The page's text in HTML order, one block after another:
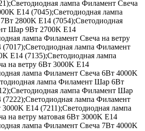
лампа Филамент Свеча
E14 (7045);Светодиодная лампа
2800K E14 (7054);Светодиодная
Шар 9Вт 2700K E14
лампа Филамент Свеча на ветру
лампа Филамент
E14 (7135);Светодиодная лампа
на ветру 6Вт 3000K E14
лампа Филамент Свеча 6Вт 4000K
лампа Филамент Шар 6Вт
лампа Филамент Шар
лампа Филамент
E14 (7211);Светодиодная лампа
на ветру матовая 6Вт 3000K E14
лампа Филамент Свеча 7Вт 4000K